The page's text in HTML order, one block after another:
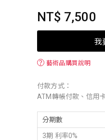
NT$ 7,500
我
？ 藝術品購買說明
付款方式：
ATM轉帳付款、信用
分期數
3期 利率0%